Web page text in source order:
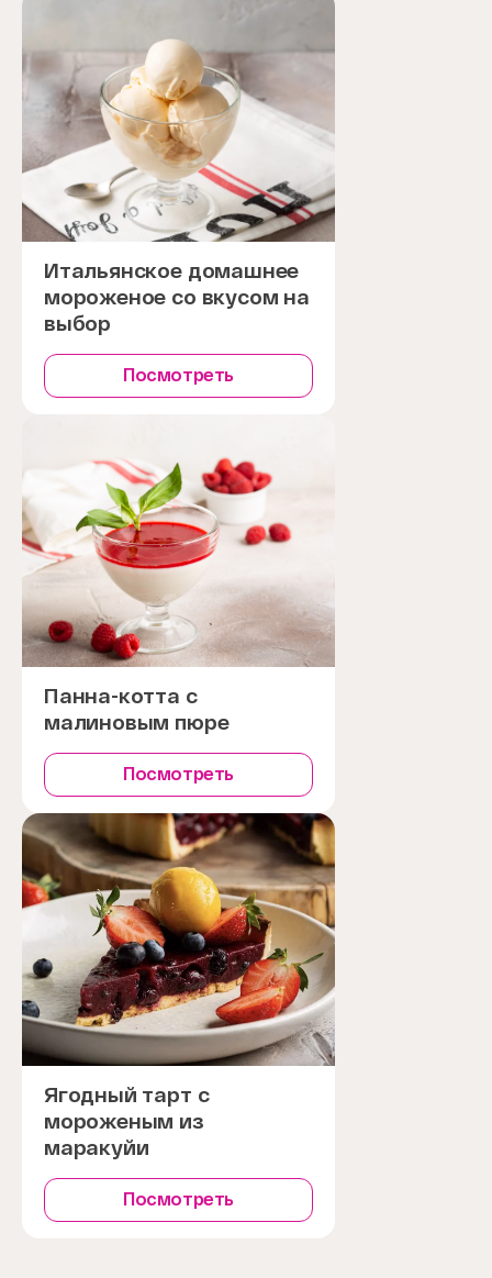
Итальянское домашнее
мороженое со вкусом на
выбор
Посмотреть
Панна-котта с
малиновым пюре
Посмотреть
Ягодный тарт с
мороженым из
маракуйи
Посмотреть